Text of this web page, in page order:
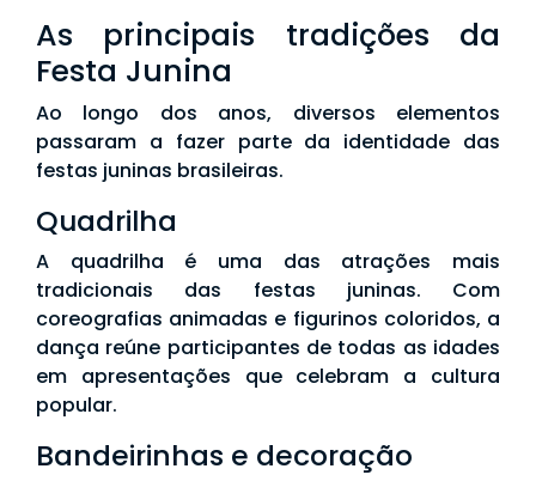
As principais tradições da
Festa Junina
Ao longo dos anos, diversos elementos
passaram a fazer parte da identidade das
festas juninas brasileiras.
Quadrilha
A quadrilha é uma das atrações mais
tradicionais das festas juninas. Com
coreografias animadas e figurinos coloridos, a
dança reúne participantes de todas as idades
em apresentações que celebram a cultura
popular.
Bandeirinhas e decoração